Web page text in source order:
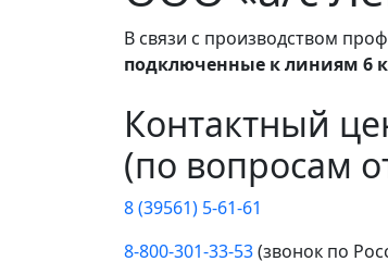
В связи с производством
подключенные к линиям 6
Контактный
(по вопросам
8 (39561) 5-61-61
8-800-301-33-53(звонок по